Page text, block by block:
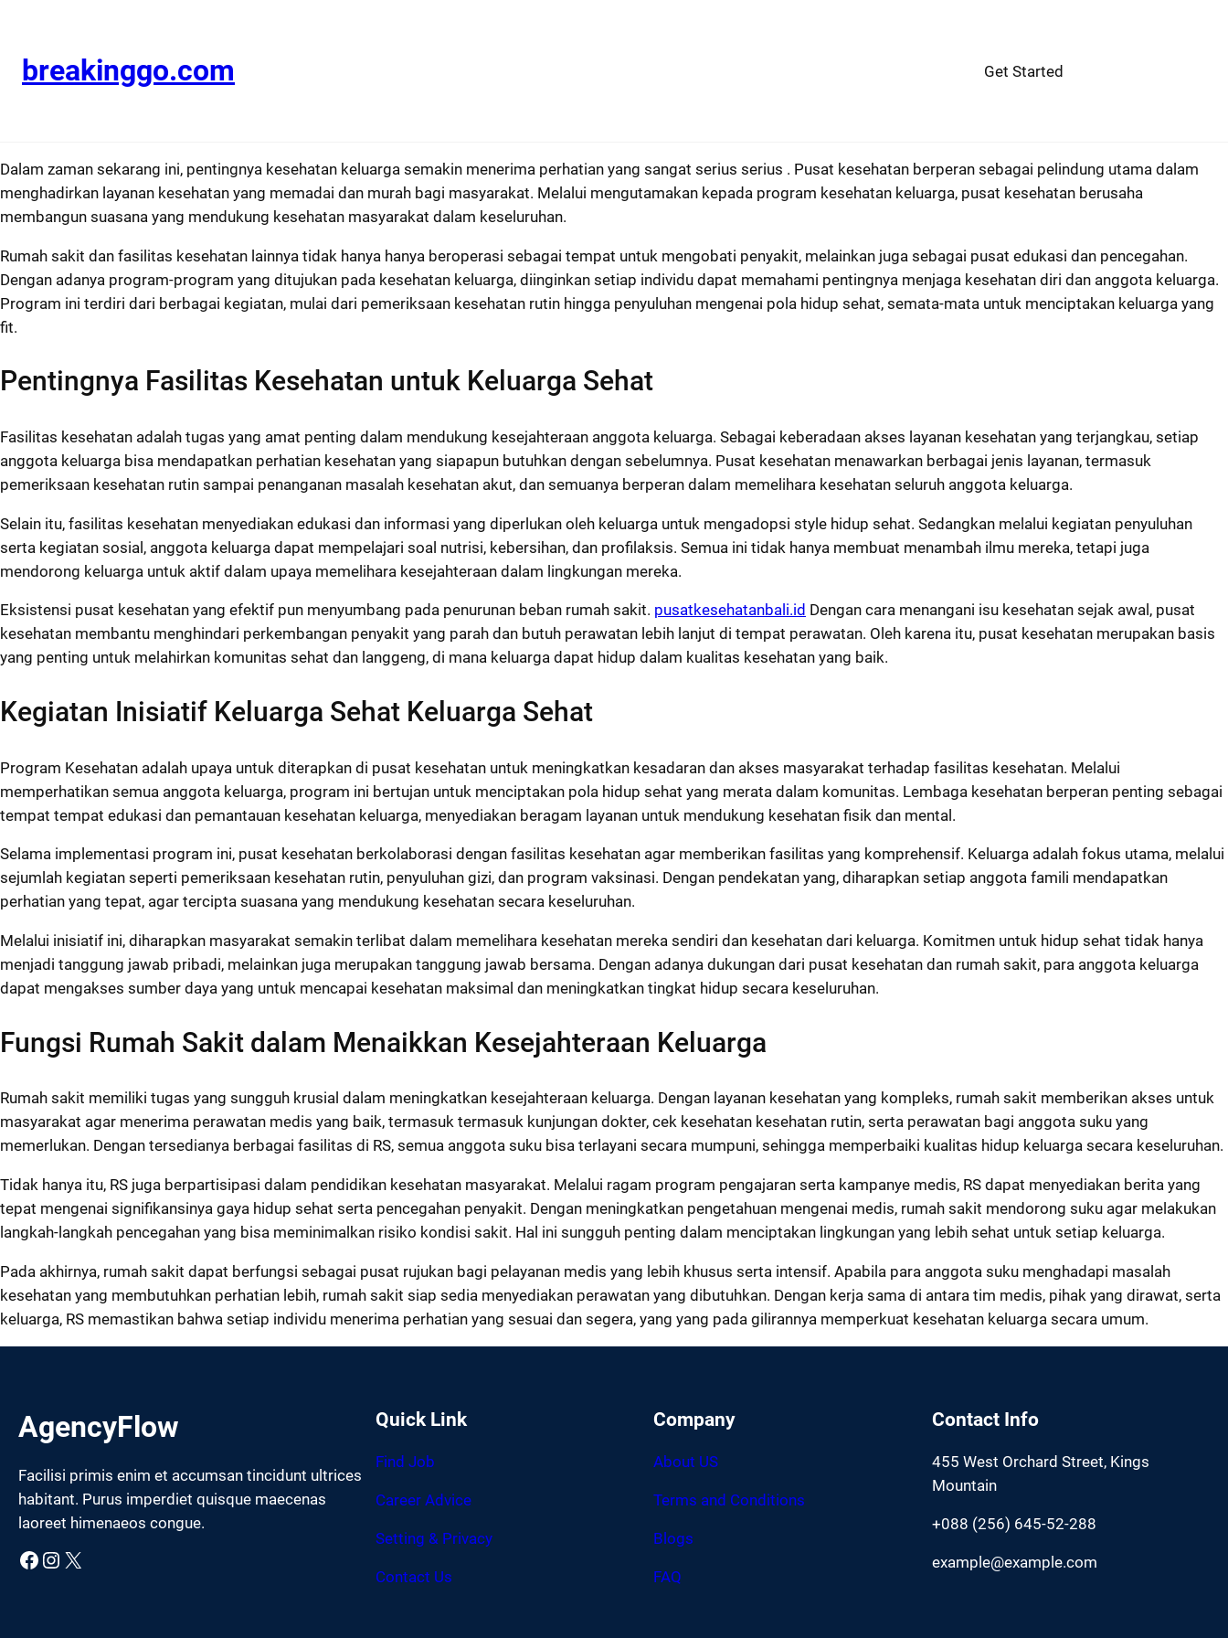
contentbreakinggo.com Get Started
Dalam zaman sekarang ini, pentingnya kesehatan keluarga semakin menerima perhatian yang sangat serius serius . Pusat kesehatan berperan sebagai pelindung utama dalam
menghadirkan layanan kesehatan yang memadai dan murah bagi masyarakat. Melalui mengutamakan kepada program kesehatan keluarga, pusat kesehatan berusaha
membangun suasana yang mendukung kesehatan masyarakat dalam keseluruhan.
Rumah sakit dan fasilitas kesehatan lainnya tidak hanya hanya beroperasi sebagai tempat untuk mengobati penyakit, melainkan juga sebagai pusat edukasi dan pencegahan.
Dengan adanya program-program yang ditujukan pada kesehatan keluarga, diinginkan setiap individu dapat memahami pentingnya menjaga kesehatan diri dan anggota keluarga.
Program ini terdiri dari berbagai kegiatan, mulai dari pemeriksaan kesehatan rutin hingga penyuluhan mengenai pola hidup sehat, semata-mata untuk menciptakan keluarga yang
fit.
Pentingnya Fasilitas Kesehatan untuk Keluarga Sehat
Fasilitas kesehatan adalah tugas yang amat penting dalam mendukung kesejahteraan anggota keluarga. Sebagai keberadaan akses layanan kesehatan yang terjangkau, setiap
anggota keluarga bisa mendapatkan perhatian kesehatan yang siapapun butuhkan dengan sebelumnya. Pusat kesehatan menawarkan berbagai jenis layanan, termasuk
pemeriksaan kesehatan rutin sampai penanganan masalah kesehatan akut, dan semuanya berperan dalam memelihara kesehatan seluruh anggota keluarga.
Selain itu, fasilitas kesehatan menyediakan edukasi dan informasi yang diperlukan oleh keluarga untuk mengadopsi style hidup sehat. Sedangkan melalui kegiatan penyuluhan
serta kegiatan sosial, anggota keluarga dapat mempelajari soal nutrisi, kebersihan, dan profilaksis. Semua ini tidak hanya membuat menambah ilmu mereka, tetapi juga
mendorong keluarga untuk aktif dalam upaya memelihara kesejahteraan dalam lingkungan mereka.
Eksistensi pusat kesehatan yang efektif pun menyumbang pada penurunan beban rumah sakit. pusatkesehatanbali.id Dengan cara menangani isu kesehatan sejak awal, pusat
kesehatan membantu menghindari perkembangan penyakit yang parah dan butuh perawatan lebih lanjut di tempat perawatan. Oleh karena itu, pusat kesehatan merupakan basis
yang penting untuk melahirkan komunitas sehat dan langgeng, di mana keluarga dapat hidup dalam kualitas kesehatan yang baik.
Kegiatan Inisiatif Keluarga Sehat Keluarga Sehat
Program Kesehatan adalah upaya untuk diterapkan di pusat kesehatan untuk meningkatkan kesadaran dan akses masyarakat terhadap fasilitas kesehatan. Melalui
memperhatikan semua anggota keluarga, program ini bertujan untuk menciptakan pola hidup sehat yang merata dalam komunitas. Lembaga kesehatan berperan penting sebagai
tempat tempat edukasi dan pemantauan kesehatan keluarga, menyediakan beragam layanan untuk mendukung kesehatan fisik dan mental.
Selama implementasi program ini, pusat kesehatan berkolaborasi dengan fasilitas kesehatan agar memberikan fasilitas yang komprehensif. Keluarga adalah fokus utama, melalui
sejumlah kegiatan seperti pemeriksaan kesehatan rutin, penyuluhan gizi, dan program vaksinasi. Dengan pendekatan yang, diharapkan setiap anggota famili mendapatkan
perhatian yang tepat, agar tercipta suasana yang mendukung kesehatan secara keseluruhan.
Melalui inisiatif ini, diharapkan masyarakat semakin terlibat dalam memelihara kesehatan mereka sendiri dan kesehatan dari keluarga. Komitmen untuk hidup sehat tidak hanya
menjadi tanggung jawab pribadi, melainkan juga merupakan tanggung jawab bersama. Dengan adanya dukungan dari pusat kesehatan dan rumah sakit, para anggota keluarga
dapat mengakses sumber daya yang untuk mencapai kesehatan maksimal dan meningkatkan tingkat hidup secara keseluruhan.
Fungsi Rumah Sakit dalam Menaikkan Kesejahteraan Keluarga
Rumah sakit memiliki tugas yang sungguh krusial dalam meningkatkan kesejahteraan keluarga. Dengan layanan kesehatan yang kompleks, rumah sakit memberikan akses untuk
masyarakat agar menerima perawatan medis yang baik, termasuk termasuk kunjungan dokter, cek kesehatan kesehatan rutin, serta perawatan bagi anggota suku yang
memerlukan. Dengan tersedianya berbagai fasilitas di RS, semua anggota suku bisa terlayani secara mumpuni, sehingga memperbaiki kualitas hidup keluarga secara keseluruhan.
Tidak hanya itu, RS juga berpartisipasi dalam pendidikan kesehatan masyarakat. Melalui ragam program pengajaran serta kampanye medis, RS dapat menyediakan berita yang
tepat mengenai signifikansinya gaya hidup sehat serta pencegahan penyakit. Dengan meningkatkan pengetahuan mengenai medis, rumah sakit mendorong suku agar melakukan
langkah-langkah pencegahan yang bisa meminimalkan risiko kondisi sakit. Hal ini sungguh penting dalam menciptakan lingkungan yang lebih sehat untuk setiap keluarga.
Pada akhirnya, rumah sakit dapat berfungsi sebagai pusat rujukan bagi pelayanan medis yang lebih khusus serta intensif. Apabila para anggota suku menghadapi masalah
kesehatan yang membutuhkan perhatian lebih, rumah sakit siap sedia menyediakan perawatan yang dibutuhkan. Dengan kerja sama di antara tim medis, pihak yang dirawat, serta
keluarga, RS memastikan bahwa setiap individu menerima perhatian yang sesuai dan segera, yang yang pada gilirannya memperkuat kesehatan keluarga secara umum.
AgencyFlow
Facilisi primis enim et accumsan tincidunt ultrices
habitant. Purus imperdiet quisque maecenas
laoreet himenaeos congue.
Facebook Instagram X
Quick Link
Find Job
Career Advice
Setting & Privacy
Contact Us
Company
About US
Terms and Conditions
Blogs
FAQ
Contact Info
455 West Orchard Street, Kings
Mountain
+088 (256) 645-52-288
example@example.com